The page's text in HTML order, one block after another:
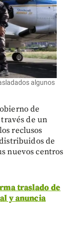
algunos
de
de un
reclusos
de
nuevos centros
traslado de
y anuncia